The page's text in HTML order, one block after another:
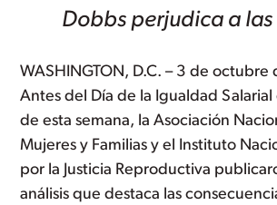
Dobbs perjudica a las
WASHINGTON, D.C. – 3 de octubre
Antes del Día de la Igualdad Salarial
de esta semana, la Asociación
Mujeres y Familias y el Instituto
por la Justicia Reproductiva
análisis que destaca las